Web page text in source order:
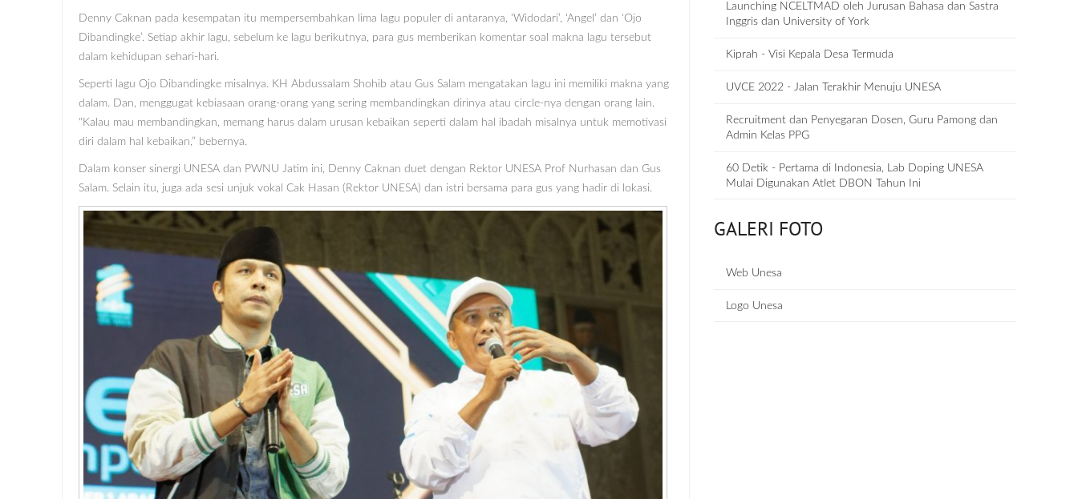
Denny Caknan pada kesempatan itu mempersembahkan lima lagu populer di antaranya, ‘Widodari’, ‘Angel’ dan ‘Ojo
Dibandingke’. Setiap akhir lagu, sebelum ke lagu berikutnya, para gus memberikan komentar soal makna lagu tersebut
dalam kehidupan sehari-hari.
Seperti lagu Ojo Dibandingke misalnya. KH Abdussalam Shohib atau Gus Salam mengatakan lagu ini memiliki makna yang
dalam. Dan, menggugat kebiasaan orang-orang yang sering membandingkan dirinya atau circle-nya dengan orang lain.
"Kalau mau membandingkan, memang harus dalam urusan kebaikan seperti dalam hal ibadah misalnya untuk memotivasi
diri dalam hal kebaikan,” bebernya.
Dalam konser sinergi UNESA dan PWNU Jatim ini, Denny Caknan duet dengan Rektor UNESA Prof Nurhasan dan Gus
Salam. Selain itu, juga ada sesi unjuk vokal Cak Hasan (Rektor UNESA) dan istri bersama para gus yang hadir di lokasi.
Launching NCELTMAD oleh Jurusan Bahasa dan Sastra
Inggris dan University of York
Kiprah - Visi Kepala Desa Termuda
UVCE 2022 - Jalan Terakhir Menuju UNESA
Recruitment dan Penyegaran Dosen, Guru Pamong dan
Admin Kelas PPG
60 Detik - Pertama di Indonesia, Lab Doping UNESA
Mulai Digunakan Atlet DBON Tahun Ini
GALERI FOTO
Web Unesa
Logo Unesa